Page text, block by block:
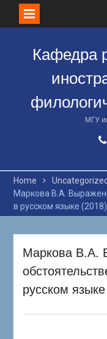
Кафедра
МГУ
Home
Uncategorized
Маркова В.А.
в русском языке (2018)
Маркова В.А.
русском